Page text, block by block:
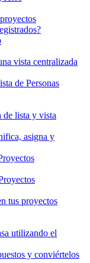
vista centralizada
de Personas
de lista y vista
asigna y
tus proyectos
utilizando el
y conviértelos